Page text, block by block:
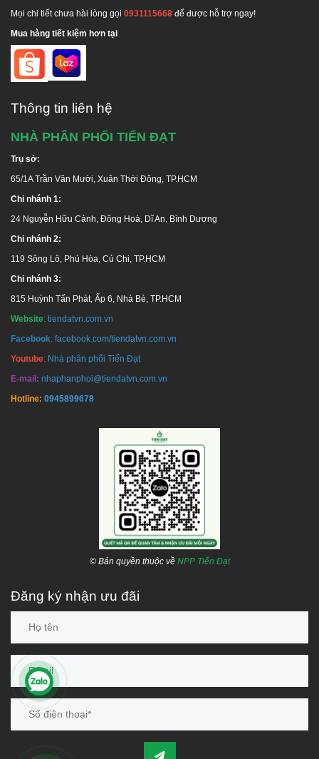
Mọi chi tiết chưa hài lòng gọi 0931115668 để được hỗ trợ ngay!
Mua hàng tiết kiệm hơn tại
Thông tin liên hệ
NHÀ PHÂN PHỐI TIẾN ĐẠT
Trụ sở:
65/1A Trần Văn Mười, Xuân Thới Đông, TP.HCM
Chi nhánh 1:
24 Nguyễn Hữu Cảnh, Đông Hoà, Dĩ An, Bình Dương
Chi nhánh 2:
119 Sông Lô, Phú Hòa, Củ Chi, TP.HCM
Chi nhánh 3:
815 Huỳnh Tấn Phát, Ấp 6, Nhà Bè, TP.HCM
Website: tiendatvn.com.vn
Facebook: facebook.com/tiendatvn.com.vn
Youtube: Nhà phân phối Tiến Đạt
E-mail: nhaphanphoi@tiendatvn.com.vn
Hotline: 0945899678
© Bản quyền thuộc về NPP Tiến Đạt
Đăng ký nhận ưu đãi